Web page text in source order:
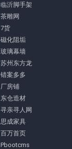
临沂脚手架
茶雕网
7货
磁化阻垢
玻璃幕墙
苏州东方龙
错案多多
厂房铺
东仓造材
寻亲寻人网
思成家具
百万首页
Pbootcms